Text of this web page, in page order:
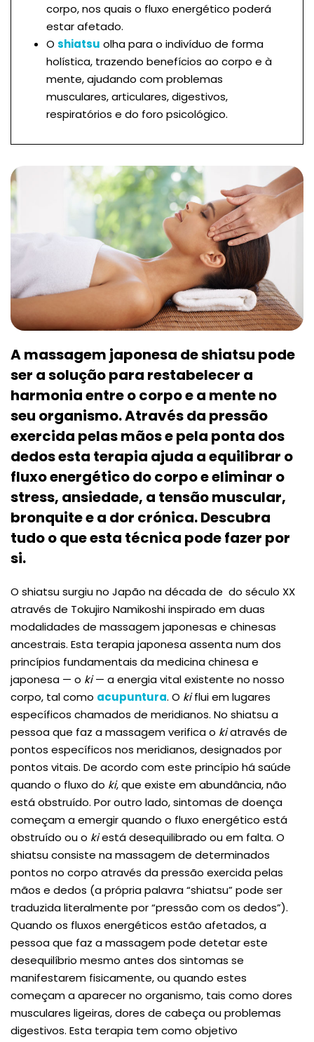
corpo, nos quais o fluxo energético poderá
estar afetado.
O shiatsu olha para o indivíduo de forma
holística, trazendo benefícios ao corpo e à
mente, ajudando com problemas
musculares, articulares, digestivos,
respiratórios e do foro psicológico.
A massagem japonesa de shiatsu pode
ser a solução para restabelecer a
harmonia entre o corpo e a mente no
seu organismo. Através da pressão
exercida pelas mãos e pela ponta dos
dedos esta terapia ajuda a equilibrar o
fluxo energético do corpo e eliminar o
stress, ansiedade, a tensão muscular,
bronquite e a dor crónica. Descubra
tudo o que esta técnica pode fazer por
si.
O shiatsu surgiu no Japão na década de do século XX
através de Tokujiro Namikoshi inspirado em duas
modalidades de massagem japonesas e chinesas
ancestrais. Esta terapia japonesa assenta num dos
princípios fundamentais da medicina chinesa e
japonesa — o ki— a energia vital existente no nosso
corpo, tal como acupuntura. O kiflui em lugares
específicos chamados de meridianos. No shiatsu a
pessoa que faz a massagem verifica o kiatravés de
pontos específicos nos meridianos, designados por
pontos vitais. De acordo com este princípio há saúde
quando o fluxo do ki, que existe em abundância, não
está obstruído. Por outro lado, sintomas de doença
começam a emergir quando o fluxo energético está
obstruído ou o kiestá desequilibrado ou em falta. O
shiatsu consiste na massagem de determinados
pontos no corpo através da pressão exercida pelas
mãos e dedos (a própria palavra “shiatsu” pode ser
traduzida literalmente por “pressão com os dedos”).
Quando os fluxos energéticos estão afetados, a
pessoa que faz a massagem pode detetar este
desequilíbrio mesmo antes dos sintomas se
manifestarem fisicamente, ou quando estes
começam a aparecer no organismo, tais como dores
musculares ligeiras, dores de cabeça ou problemas
digestivos. Esta terapia tem como objetivo